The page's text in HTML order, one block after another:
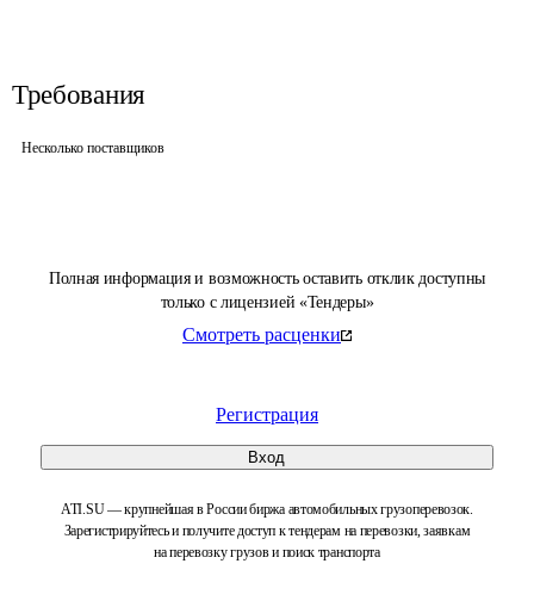
Полная информация и возможность оставить отклик доступны
только с лицензией «Тендеры»
Смотреть расценки
Регистрация
Вход
ATI.SU — крупнейшая в России биржа автомобильных грузоперевозок.
Зарегистрируйтесь и получите доступ к тендерам на перевозки, заявкам
на перевозку грузов и поиск транспорта
Требования
Несколько поставщиков